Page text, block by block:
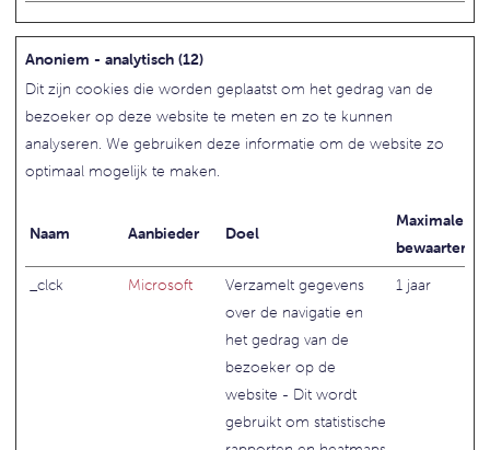
Anoniem - analytisch (12)
Dit zijn cookies die worden geplaatst om het gedrag van de
bezoeker op deze website te meten en zo te kunnen
analyseren. We gebruiken deze informatie om de website zo
optimaal mogelijk te maken.
Naam Aanbieder Doel
Maximale
_clck
Microsoft
Verzamelt gegevens
over de navigatie en
het gedrag van de
bezoeker op de
website - Dit wordt
gebruikt om statistische
1 jaar